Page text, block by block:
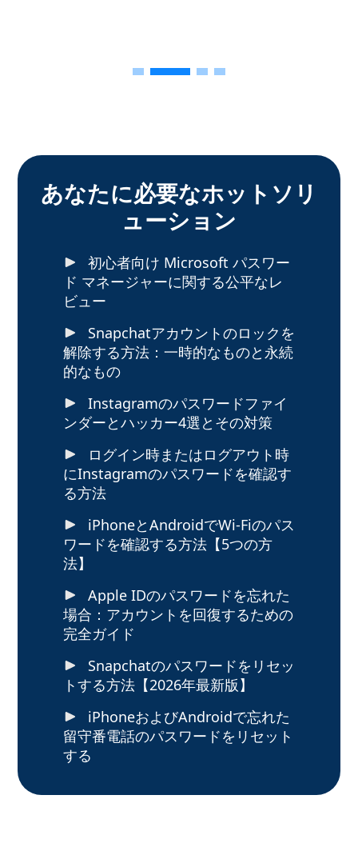
あなたに必要なホットソリ
ューション
初心者向け Microsoft パスワー
ド マネージャーに関する公平なレ
ビュー
Snapchatアカウントのロックを
解除する方法：一時的なものと永続
的なもの
Instagramのパスワードファイ
ンダーとハッカー4選とその対策
ログイン時またはログアウト時
にInstagramのパスワードを確認す
る方法
iPhoneとAndroidでWi-Fiのパス
ワードを確認する方法【5つの方
法】
Apple IDのパスワードを忘れた
場合：アカウントを回復するための
完全ガイド
Snapchatのパスワードをリセッ
トする方法【2026年最新版】
iPhoneおよびAndroidで忘れた
留守番電話のパスワードをリセット
する